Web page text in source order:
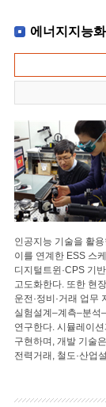
에너지지능
인공지능 기술을 활
이를 연계한 ESS 스
디지털트윈·CPS 기
고도화한다. 또한 현
운전·정비·거래 업무
실험설계–계측–분석
연구한다. 시뮬레이
구현하며, 개발 기술
전력거래, 철도·산업